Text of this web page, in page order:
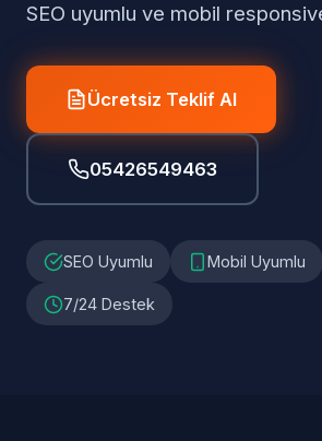
SEO uyumlu ve mobil
Ücretsiz Teklif Al
05426549463
SEO Uyumlu Mobil Uyumlu
7/24 Destek